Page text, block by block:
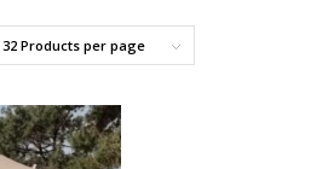
32 Products per page